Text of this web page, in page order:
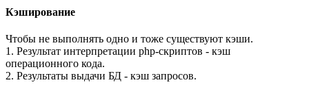
Кэширование
Чтобы не выполнять одно и тоже существуют кэши.
1. Результат интерпретации php-скриптов - кэш
операционного кода.
2. Результаты выдачи БД - кэш запросов.